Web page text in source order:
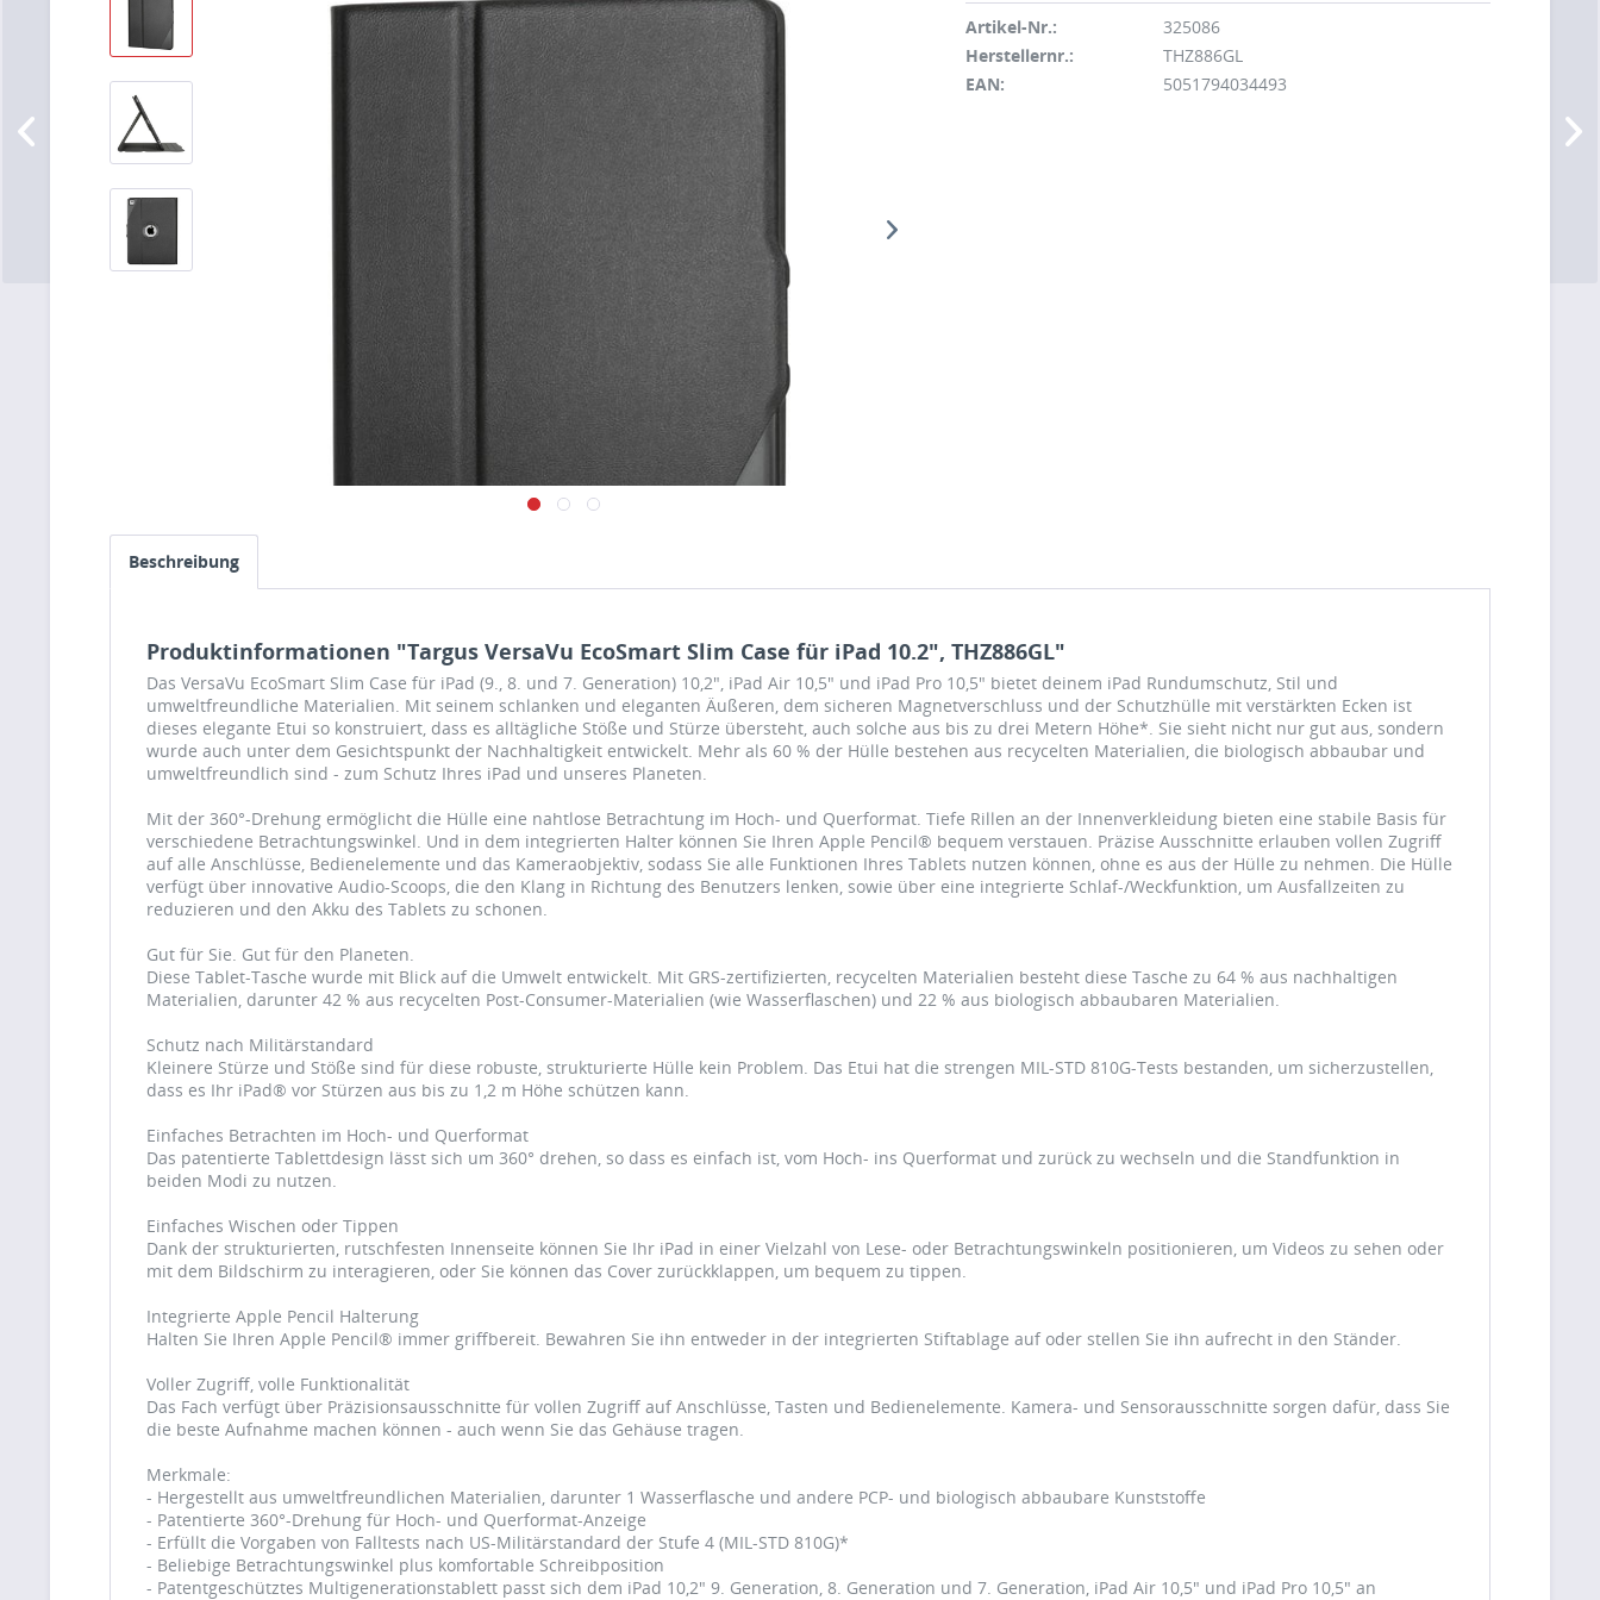
Artikel-Nr.:
325086
Herstellernr.:
THZ886GL
EAN:
5051794034493
Beschreibung
Produktinformationen "Targus VersaVu EcoSmart Slim Case für iPad 10.2", THZ886GL"
Das VersaVu EcoSmart Slim Case für iPad (9., 8. und 7. Generation) 10,2", iPad Air 10,5" und iPad Pro 10,5" bietet deinem iPad Rundumschutz, Stil und
umweltfreundliche Materialien. Mit seinem schlanken und eleganten Äußeren, dem sicheren Magnetverschluss und der Schutzhülle mit verstärkten Ecken ist
dieses elegante Etui so konstruiert, dass es alltägliche Stöße und Stürze übersteht, auch solche aus bis zu drei Metern Höhe*. Sie sieht nicht nur gut aus, sondern
wurde auch unter dem Gesichtspunkt der Nachhaltigkeit entwickelt. Mehr als 60 % der Hülle bestehen aus recycelten Materialien, die biologisch abbaubar und
umweltfreundlich sind - zum Schutz Ihres iPad und unseres Planeten.
Mit der 360°-Drehung ermöglicht die Hülle eine nahtlose Betrachtung im Hoch- und Querformat. Tiefe Rillen an der Innenverkleidung bieten eine stabile Basis für
verschiedene Betrachtungswinkel. Und in dem integrierten Halter können Sie Ihren Apple Pencil® bequem verstauen. Präzise Ausschnitte erlauben vollen Zugriff
auf alle Anschlüsse, Bedienelemente und das Kameraobjektiv, sodass Sie alle Funktionen Ihres Tablets nutzen können, ohne es aus der Hülle zu nehmen. Die Hülle
verfügt über innovative Audio-Scoops, die den Klang in Richtung des Benutzers lenken, sowie über eine integrierte Schlaf-/Weckfunktion, um Ausfallzeiten zu
reduzieren und den Akku des Tablets zu schonen.
Gut für Sie. Gut für den Planeten.
Diese Tablet-Tasche wurde mit Blick auf die Umwelt entwickelt. Mit GRS-zertifizierten, recycelten Materialien besteht diese Tasche zu 64 % aus nachhaltigen
Materialien, darunter 42 % aus recycelten Post-Consumer-Materialien (wie Wasserflaschen) und 22 % aus biologisch abbaubaren Materialien.
Schutz nach Militärstandard
Kleinere Stürze und Stöße sind für diese robuste, strukturierte Hülle kein Problem. Das Etui hat die strengen MIL-STD 810G-Tests bestanden, um sicherzustellen,
dass es Ihr iPad® vor Stürzen aus bis zu 1,2 m Höhe schützen kann.
Einfaches Betrachten im Hoch- und Querformat
Das patentierte Tablettdesign lässt sich um 360° drehen, so dass es einfach ist, vom Hoch- ins Querformat und zurück zu wechseln und die Standfunktion in
beiden Modi zu nutzen.
Einfaches Wischen oder Tippen
Dank der strukturierten, rutschfesten Innenseite können Sie Ihr iPad in einer Vielzahl von Lese- oder Betrachtungswinkeln positionieren, um Videos zu sehen oder
mit dem Bildschirm zu interagieren, oder Sie können das Cover zurückklappen, um bequem zu tippen.
Integrierte Apple Pencil Halterung
Halten Sie Ihren Apple Pencil® immer griffbereit. Bewahren Sie ihn entweder in der integrierten Stiftablage auf oder stellen Sie ihn aufrecht in den Ständer.
Voller Zugriff, volle Funktionalität
Das Fach verfügt über Präzisionsausschnitte für vollen Zugriff auf Anschlüsse, Tasten und Bedienelemente. Kamera- und Sensorausschnitte sorgen dafür, dass Sie
die beste Aufnahme machen können - auch wenn Sie das Gehäuse tragen.
Merkmale:
- Hergestellt aus umweltfreundlichen Materialien, darunter 1 Wasserflasche und andere PCP- und biologisch abbaubare Kunststoffe
- Patentierte 360°-Drehung für Hoch- und Querformat-Anzeige
- Erfüllt die Vorgaben von Falltests nach US-Militärstandard der Stufe 4 (MIL-STD 810G)*
- Beliebige Betrachtungswinkel plus komfortable Schreibposition
- Patentgeschütztes Multigenerationstablett passt sich dem iPad 10,2" 9. Generation, 8. Generation und 7. Generation, iPad Air 10,5" und iPad Pro 10,5" an